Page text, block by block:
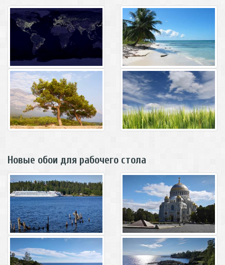
Новые обои для рабочего стола